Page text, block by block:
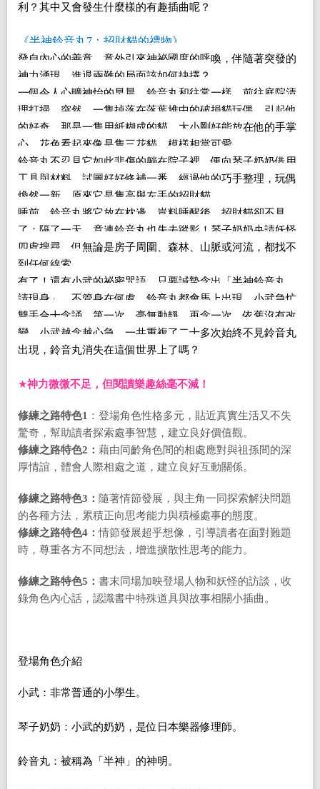
利？其中又會發生什麼樣的有趣插曲呢？
《半神鈴音丸7：招財貓的禮物》
發自內心的善意，意外引來神祕國度的呼喚，伴隨著突發的
神力湧現，進退兩難的局面該如何抉擇？
一個令人心曠神怡的早晨，鈴音丸和往常一樣，前往庭院清
理打掃，突然，一隻掉落在落葉堆中的破損貓玩偶，引起他
的好奇。那是一隻用紙糊成的貓，大小剛好能放在他的手掌
心，花色看起來像是隻三花貓，模樣相當可愛。
鈴音丸不忍見它如此悲傷的躺在院子裡，便向琴子奶奶借用
工具與材料，試圖好好修補一番。經過他的巧手整理，玩偶
煥然一新，原來它是隻高舉左手的招財貓。
睡前，鈴音丸將它放在枕邊，豈料睡醒後，招財貓卻不見
了；隔了一天，竟連鈴音丸也失去蹤影！琴子奶奶央請妖怪
四處搜尋，但無論是房子周圍、森林、山脈或河流，都找不
到任何線索。
有了！還有小武的祕密咒語，只要誠摯念出「半神鈴音丸，
請現身」，不管身在何處，鈴音丸都會馬上出現。小武急忙
雙手合十念誦，第一次，毫無動靜，再念一次，依舊沒有改
變，小武越念越心急，一共重複了二十多次始終不見鈴音丸
出現，鈴音丸消失在這個世界上了嗎？
★神力微微不足，但閱讀樂趣絲毫不減！
修練之路特色1 ：登場角色性格多元， 貼近真實生活又不失
驚奇，幫助讀者探索處事智慧，建立良好價值觀。
修練之路特色2： 藉由同齡角色間的相處應對與祖孫間的深
厚情誼，體會人際相處之道，建立良好互動關係。
修練之路特色3： 隨著情節發展， 與主角一同探索解決問題
的各種方法，累積正向思考能力與積極處事的態度。
修練之路特色4：情節發展超乎想像，引導讀者在面對難題
時，尊重各方不同想法，增進擴散性思考的能力。
修練之路特色5： 書末同場加映登場人物和妖怪的訪談，收
錄角色內心話，認識書中特殊道具與故事相關小插曲。
登場角色介紹
小武： 非常普通的小學生。
琴子奶奶： 小武的奶奶，是位日本樂器修理師。
鈴音丸： 被稱為「半神」的神明。